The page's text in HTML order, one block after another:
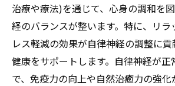
治療や療法)を通じて、心身の調和を
経のバランスが整います。特に、リラ
レス軽減の効果が自律神経の調整に
健康をサポートします。自律神経が正
で、免疫力の向上や自然治癒力の強